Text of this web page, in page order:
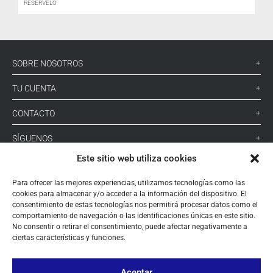
Este sitio web utiliza cookies
Para ofrecer las mejores experiencias, utilizamos tecnologías como las
cookies para almacenar y/o acceder a la información del dispositivo. El
consentimiento de estas tecnologías nos permitirá procesar datos como el
comportamiento de navegación o las identificaciones únicas en este sitio.
No consentir o retirar el consentimiento, puede afectar negativamente a
ciertas características y funciones.
RESÉRVELO
SOBRE NOSOTROS
TU CUENTA
CONTACTO
SÍGUENOS
+ 34 933 348 800
info@pihernz.com
Linkedin
Instagram